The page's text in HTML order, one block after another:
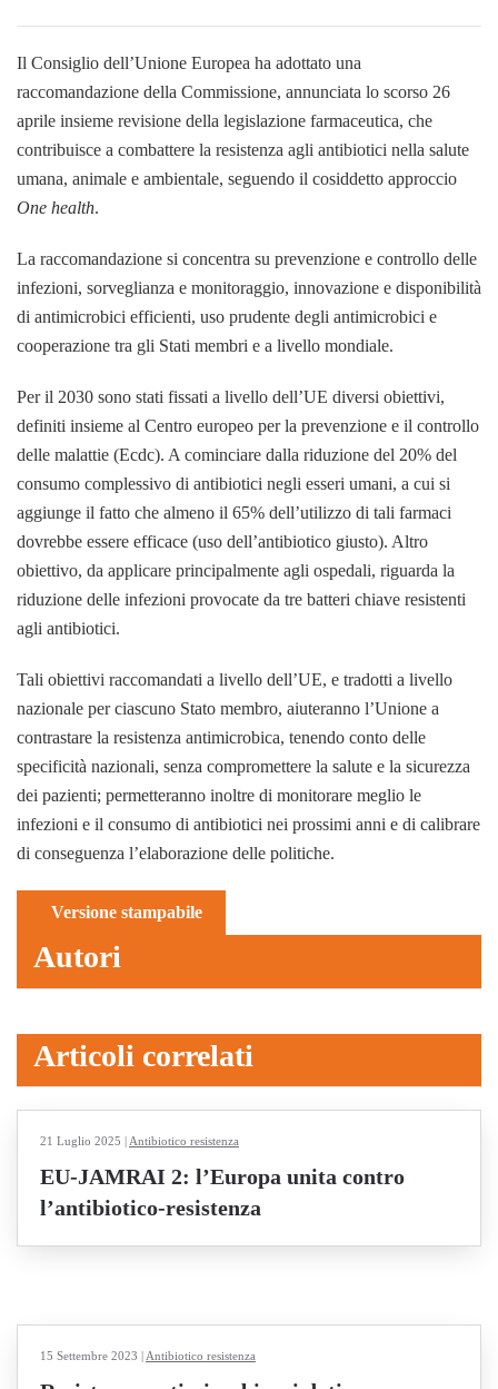
Il Consiglio dell’Unione Europea ha adottato una
raccomandazione della Commissione, annunciata lo scorso 26
aprile insieme revisione della legislazione farmaceutica, che
contribuisce a combattere la resistenza agli antibiotici nella salute
umana, animale e ambientale, seguendo il cosiddetto approccio
One health.
La raccomandazione si concentra su prevenzione e controllo delle
infezioni, sorveglianza e monitoraggio, innovazione e disponibilità
di antimicrobici efficienti, uso prudente degli antimicrobici e
cooperazione tra gli Stati membri e a livello mondiale.
Per il 2030 sono stati fissati a livello dell’UE diversi obiettivi,
definiti insieme al Centro europeo per la prevenzione e il controllo
delle malattie (Ecdc). A cominciare dalla riduzione del 20% del
consumo complessivo di antibiotici negli esseri umani, a cui si
aggiunge il fatto che almeno il 65% dell’utilizzo di tali farmaci
dovrebbe essere efficace (uso dell’antibiotico giusto). Altro
obiettivo, da applicare principalmente agli ospedali, riguarda la
riduzione delle infezioni provocate da tre batteri chiave resistenti
agli antibiotici.
Tali obiettivi raccomandati a livello dell’UE, e tradotti a livello
nazionale per ciascuno Stato membro, aiuteranno l’Unione a
contrastare la resistenza antimicrobica, tenendo conto delle
specificità nazionali, senza compromettere la salute e la sicurezza
dei pazienti; permetteranno inoltre di monitorare meglio le
infezioni e il consumo di antibiotici nei prossimi anni e di calibrare
di conseguenza l’elaborazione delle politiche.
Versione stampabile
Autori
Articoli correlati
21 Luglio 2025 | Antibiotico resistenza
EU-JAMRAI 2: l’Europa unita contro
l’antibiotico-resistenza
15 Settembre 2023 | Antibiotico resistenza